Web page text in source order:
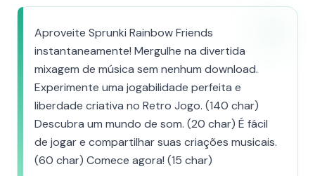
Aproveite Sprunki Rainbow Friends
instantaneamente! Mergulhe na divertida
mixagem de música sem nenhum download.
Experimente uma jogabilidade perfeita e
liberdade criativa no Retro Jogo. (140 char)
Descubra um mundo de som. (20 char) É fácil
de jogar e compartilhar suas criações musicais.
(60 char) Comece agora! (15 char)